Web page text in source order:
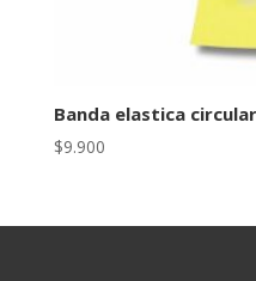
Banda elastica
$9.900